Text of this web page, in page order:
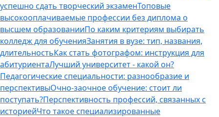
успешно сдать творческий экзаменТоповые
высокооплачиваемые профессии без диплома о
высшем образованииПо каким критериям выбирать
колледж для обученияЗанятия в вузе: тип, названия,
длительностьКак стать фотографом: инструкция для
абитуриентаЛучший университет - какой он?
Педагогические специальности: разнообразие и
перспективыОчно-заочное обучение: стоит ли
поступать?Перспективность профессий, связанных с
историейЧто такое специализированные